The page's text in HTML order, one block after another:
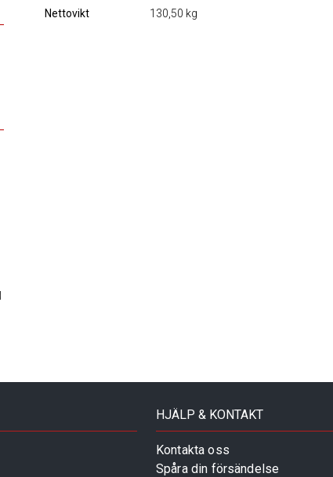
Nettovikt 130,50 kg
HJÄLP & KONTAKT
Kontakta oss
Spåra din försändelse